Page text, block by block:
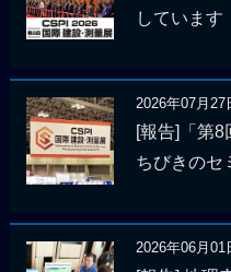
しています
2026年07月27
[報告]「第8
ちびきのセ
2026年06月01